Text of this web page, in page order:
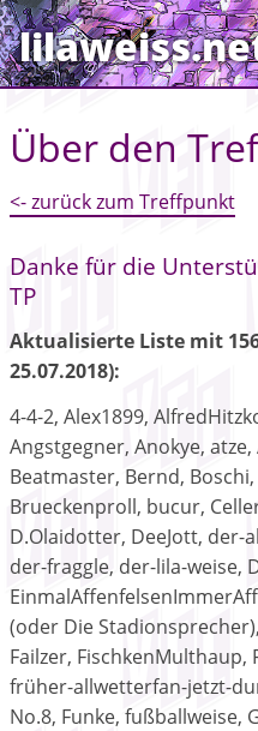
Über den
<- zurück zum Treffpunkt
Danke für die
TP
Aktualisierte Liste mit
25.07.2018):
4-4-2, Alex1899,
Angstgegner, Anokye,
Beatmaster, Bernd,
Brueckenproll, bucur,
D.Olaidotter, DeeJott, der-
der-fraggle, der-lila-weise,
(oder Die
Failzer, FischkenMulthaup,
früher-allwetterfan-jetzt-
No.8, Funke, fußballweise,